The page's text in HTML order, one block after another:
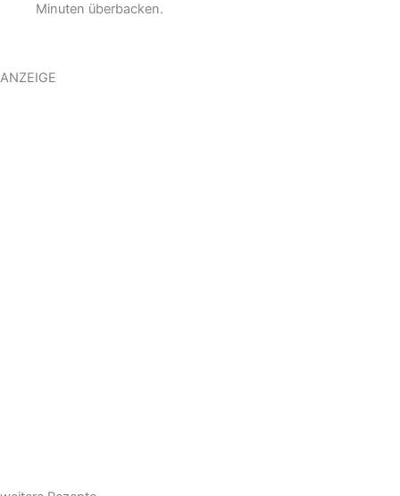
Minuten überbacken.
ANZEIGE